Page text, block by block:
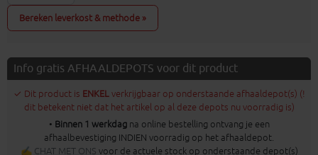
Bereken leverkost & methode »
Info gratis AFHAALDEPOTS voor dit product
✓ Dit product is ENKELverkrijgbaar op onderstaande afhaaldepot(s) (!
dit betekent niet dat het artikel op al deze depots nu voorradig is)
• Binnen 1 werkdagna online bestelling ontvang je een
afhaalbevestiging INDIEN voorradig op het afhaaldepot.
✍ CHAT MET ONS voor de actuele stock op onderstaande depot(s)